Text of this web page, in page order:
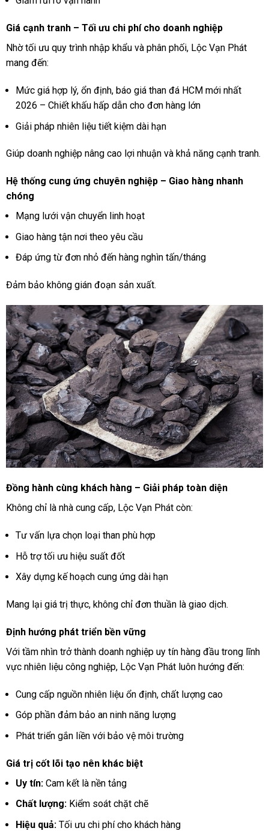
Giá cạnh tranh – Tối ưu chi phí cho doanh nghiệp
Nhờ tối ưu quy trình nhập khẩu và phân phối, Lộc Vạn Phát
mang đến:
Mức giá hợp lý, ổn định, báo giá than đá HCM mới nhất
2026 – Chiết khấu hấp dẫn cho đơn hàng lớn
Giải pháp nhiên liệu tiết kiệm dài hạn
Giúp doanh nghiệp nâng cao lợi nhuận và khả năng cạnh tranh.
Hệ thống cung ứng chuyên nghiệp – Giao hàng nhanh
chóng
Mạng lưới vận chuyển linh hoạt
Giao hàng tận nơi theo yêu cầu
Đáp ứng từ đơn nhỏ đến hàng nghìn tấn/tháng
Đảm bảo không gián đoạn sản xuất.
Đồng hành cùng khách hàng – Giải pháp toàn diện
Không chỉ là nhà cung cấp, Lộc Vạn Phát còn:
Tư vấn lựa chọn loại than phù hợp
Hỗ trợ tối ưu hiệu suất đốt
Xây dựng kế hoạch cung ứng dài hạn
Mang lại giá trị thực, không chỉ đơn thuần là giao dịch.
Định hướng phát triển bền vững
Với tầm nhìn trở thành doanh nghiệp uy tín hàng đầu trong lĩnh
vực nhiên liệu công nghiệp, Lộc Vạn Phát luôn hướng đến:
Cung cấp nguồn nhiên liệu ổn định, chất lượng cao
Góp phần đảm bảo an ninh năng lượng
Phát triển gắn liền với bảo vệ môi trường
Giá trị cốt lõi tạo nên khác biệt
Uy tín:Cam kết là nền tảng
Chất lượng:Kiểm soát chặt chẽ
Hiệu quả:Tối ưu chi phí cho khách hàng